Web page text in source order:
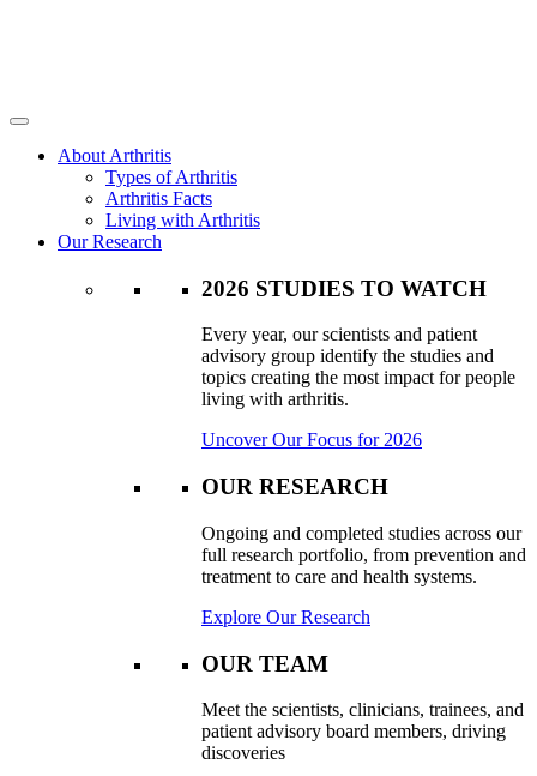
About Arthritis
Types of Arthritis
Arthritis Facts
Living with Arthritis
Our Research
2026 STUDIES TO WATCH
Every year, our scientists and patient
advisory group identify the studies and
topics creating the most impact for people
living with arthritis.
Uncover Our Focus for 2026
OUR RESEARCH
Ongoing and completed studies across our
full research portfolio, from prevention and
treatment to care and health systems.
Explore Our Research
OUR TEAM
Meet the scientists, clinicians, trainees, and
patient advisory board members, driving
discoveries